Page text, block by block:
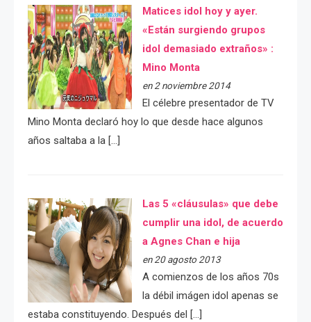
Matices idol hoy y ayer.
«Están surgiendo grupos
idol demasiado extraños» :
Mino Monta
en 2 noviembre 2014
El célebre presentador de TV
Mino Monta declaró hoy lo que desde hace algunos
años saltaba a la […]
Las 5 «cláusulas» que debe
cumplir una idol, de acuerdo
a Agnes Chan e hija
en 20 agosto 2013
A comienzos de los años 70s
la débil imágen idol apenas se
estaba constituyendo. Después del […]